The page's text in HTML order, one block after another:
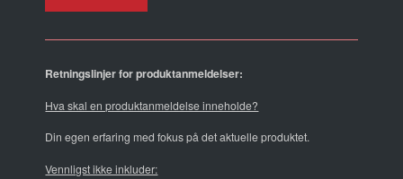
Retningslinjer for produktanmeldelser:
Hva skal en produktanmeldelse inneholde?
Din egen erfaring med fokus på det aktuelle produktet.
Vennligst ikke inkluder: